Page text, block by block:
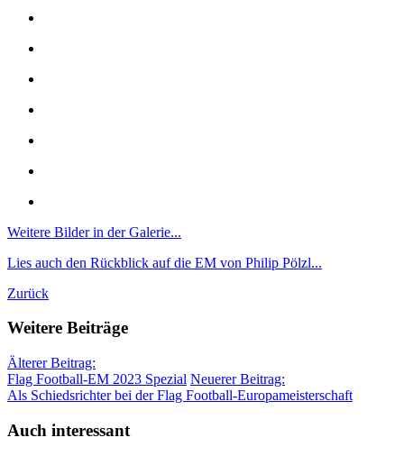
Weitere Bilder in der Galerie...
Lies auch den Rückblick auf die EM von Philip Pölzl...
Zurück
Weitere Beiträge
Älterer Beitrag:
Flag Football-EM 2023 Spezial Neuerer Beitrag:
Als Schiedsrichter bei der Flag Football-Europameisterschaft
Auch interessant